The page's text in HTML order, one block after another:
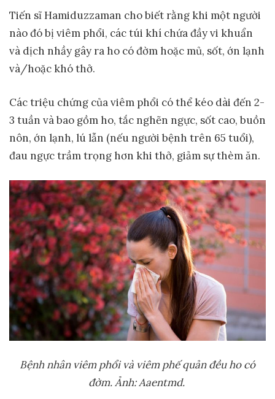
Tiến sĩ Hamiduzzaman cho biết rằng khi một người
nào đó bị viêm phổi, các túi khí chứa đầy vi khuẩn
và dịch nhầy gây ra ho có đờm hoặc mủ, sốt, ớn lạnh
và/hoặc khó thở.
Các triệu chứng của viêm phổi có thể kéo dài đến 2-
3 tuần và bao gồm ho, tắc nghẽn ngực, sốt cao, buồn
nôn, ớn lạnh, lú lẫn (nếu người bệnh trên 65 tuổi),
đau ngực trầm trọng hơn khi thở, giảm sự thèm ăn.
Bệnh nhân viêm phổi và viêm phếquản đều ho có
đờm.Ảnh: Aaentmd.